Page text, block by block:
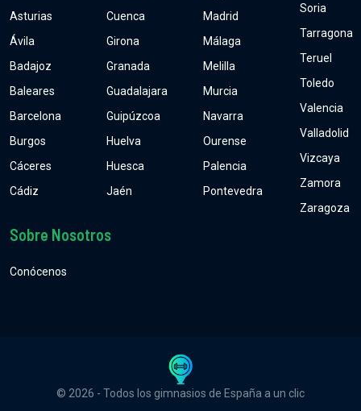
Asturias
Ávila
Badajoz
Baleares
Barcelona
Burgos
Cáceres
Cádiz
Cuenca
Girona
Granada
Guadalajara
Guipúzcoa
Huelva
Huesca
Jaén
Madrid
Málaga
Melilla
Murcia
Navarra
Ourense
Palencia
Pontevedra
Soria
Tarragona
Teruel
Toledo
Valencia
Valladolid
Vizcaya
Zamora
Zaragoza
Sobre Nosotros
Conócenos
© 2026 - Todos los gimnasios de España a un clic